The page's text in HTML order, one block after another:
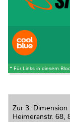
* Für Links in diesem
Zur 3. Dimension
Heimeranstr. 68,